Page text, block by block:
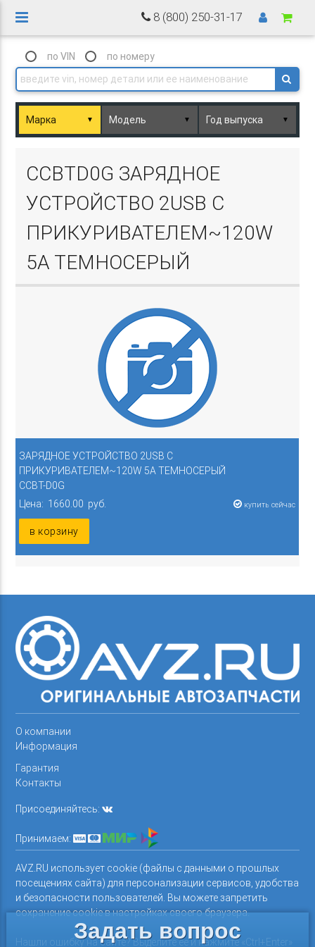
8 (800) 250-31-17
по VIN по номеру
▼ ▼ ▼
CCBTD0G ЗАРЯДНОЕ
УСТРОЙСТВО 2USB С
ПРИКУРИВАТЕЛЕМ~120W
5A ТЕМНОСЕРЫЙ
ЗАРЯДНОЕ УСТРОЙСТВО 2USB С
ПРИКУРИВАТЕЛЕМ~120W 5A ТЕМНОСЕРЫЙ
CCBT-D0G
Цена: 1660.00 руб.
купить сейчас
в корзину
О компании
Информация
Гарантия
Контакты
Присоединяйтесь:
Принимаем:
AVZ.RU использует cookie (файлы с данными о прошлых
посещениях сайта) для персонализации сервисов, удобства
и безопасности пользователей. Вы можете запретить
сохранение cookie в настройках своего браузера.
Нашли ошибку на сайте? Выделите ее и нажмите «Ctrl+Enter»
Задать вопрос